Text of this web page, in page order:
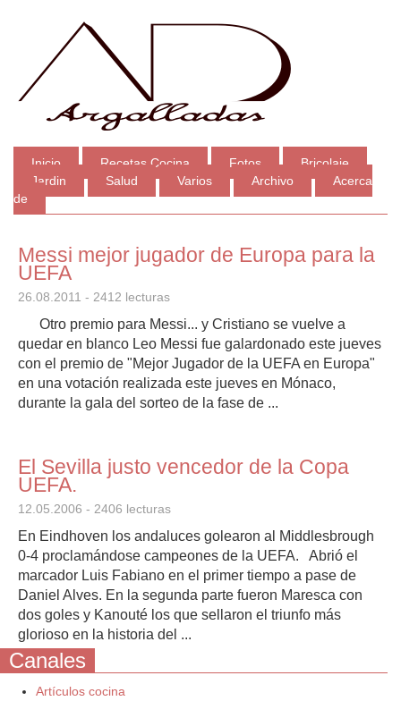
Inicio Recetas Cocina Fotos
Bricolaje
Jardin
Salud Varios Archivo
Acerca
de
Messi mejor jugador de Europa para la
UEFA
26.08.2011 - 2412 lecturas
Otro premio para Messi... y Cristiano se vuelve a
quedar en blanco Leo Messi fue galardonado este jueves
con el premio de "Mejor Jugador de la UEFA en Europa"
en una votación realizada este jueves en Mónaco,
durante la gala del sorteo de la fase de ...
El Sevilla justo vencedor de la Copa
UEFA.
12.05.2006 - 2406 lecturas
En Eindhoven los andaluces golearon al Middlesbrough
0-4 proclamándose campeones de la UEFA. Abrió el
marcador Luis Fabiano en el primer tiempo a pase de
Daniel Alves. En la segunda parte fueron Maresca con
dos goles y Kanouté los que sellaron el triunfo más
glorioso en la historia del ...
Canales
Artículos cocina